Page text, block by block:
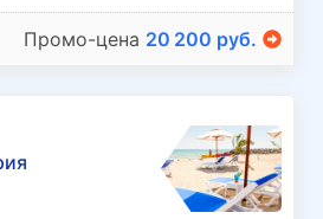
Промо-цена 20 200 руб.